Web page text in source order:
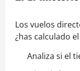
Los vuelos
¿has calculado
Analiza si el